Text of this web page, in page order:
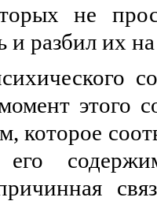
не
и разбил их
этого
которое
его